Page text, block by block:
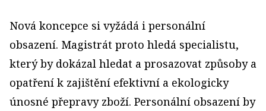
Nová koncepce si vyžádá i personální
obsazení. Magistrát proto hledá specialistu,
který by dokázal hledat a prosazovat způsoby a
opatření k zajištění efektivní a ekologicky
únosné přepravy zboží. Personální obsazení by